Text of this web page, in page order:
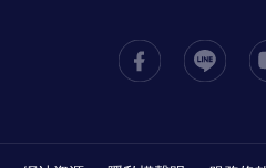
信義居家